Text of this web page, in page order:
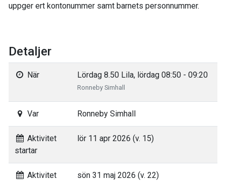
uppger ert kontonummer samt barnets personnummer.
Detaljer
När Lördag 8.50 Lila, lördag 08:50 - 09:20
Ronneby Simhall
Var Ronneby Simhall
Aktivitet
startar
lör 11 apr 2026 (v. 15)
Aktivitet
sön 31 maj 2026 (v. 22)